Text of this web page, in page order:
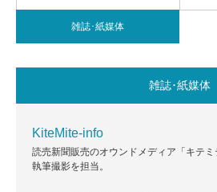
雑誌･紙媒体
雑誌･紙媒体
KiteMite-info
読売新聞販売のオウンドメディア「キテ
執筆撮影を担当。